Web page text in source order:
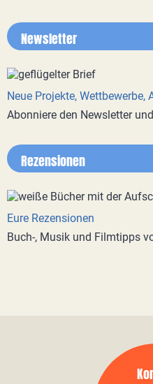
Newsletter
Neue Projekte, Wettbewerbe,
Abonniere den Newsletter
Rezensionen
Eure Rezensionen
Buch-, Musik und Filmtipps